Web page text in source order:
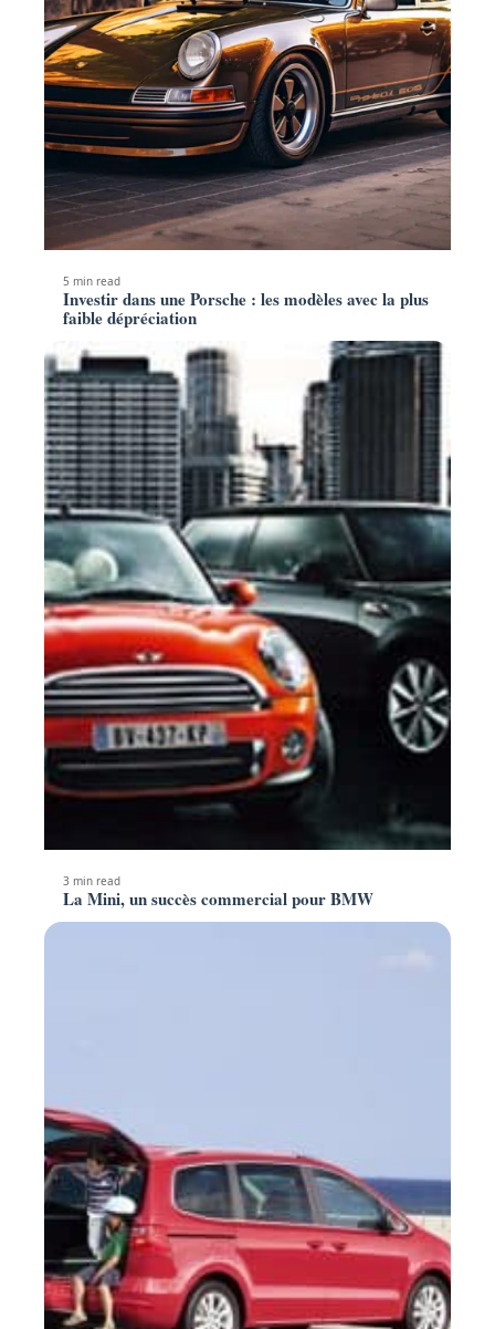
5 min read
Investir dans une Porsche : les modèles avec la plus
faible dépréciation
3 min read
La Mini, un succès commercial pour BMW